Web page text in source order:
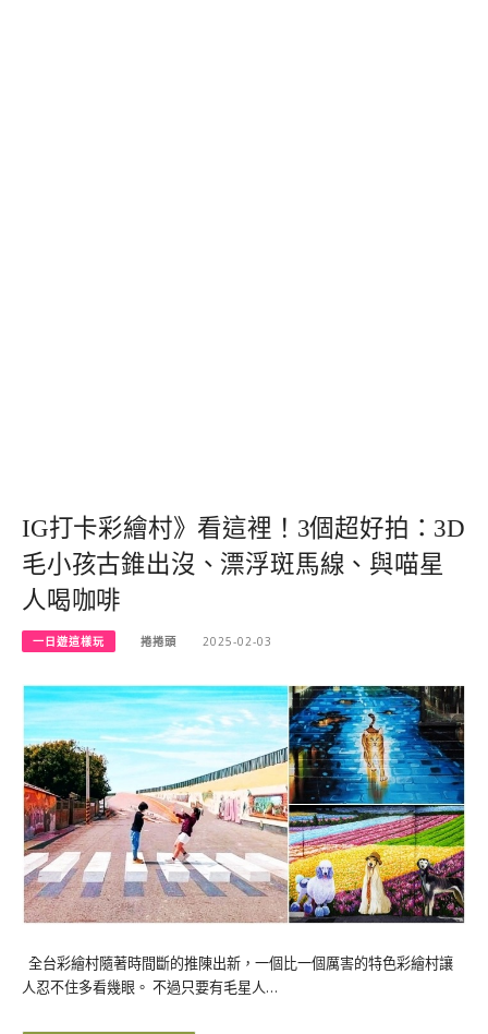
IG打卡彩繪村》看這裡！3個超好拍：3D
毛小孩古錐出沒、漂浮斑馬線、與喵星
人喝咖啡
一日遊這樣玩 捲捲頭 2025-02-03
全台彩繪村隨著時間斷的推陳出新，一個比一個厲害的特色彩繪村讓
人忍不住多看幾眼。 不過只要有毛星人…